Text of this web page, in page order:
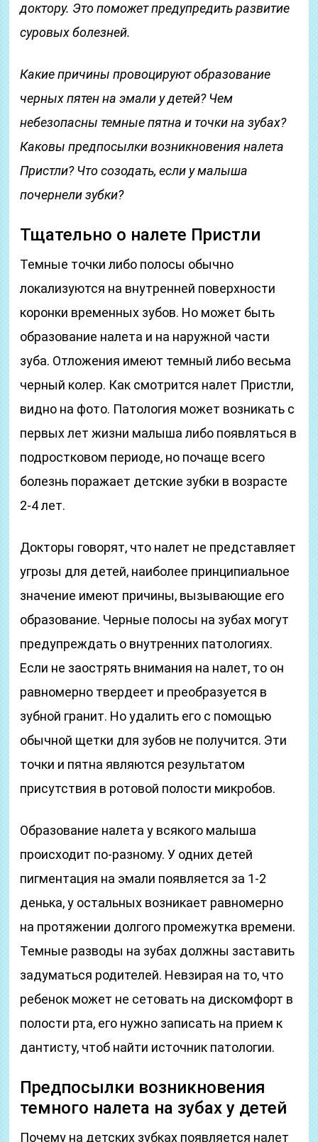
доктору. Это поможет предупредить развитие
суровых болезней.
Какие причины провоцируют образование
черных пятен на эмали у детей? Чем
небезопасны темные пятна и точки на зубах?
Каковы предпосылки возникновения налета
Пристли? Что созодать, если у малыша
почернели зубки?
Тщательно о налете Пристли
Темные точки либо полосы обычно
локализуются на внутренней поверхности
коронки временных зубов. Но может быть
образование налета и на наружной части
зуба. Отложения имеют темный либо весьма
черный колер. Как смотрится налет Пристли,
видно на фото. Патология может возникать с
первых лет жизни малыша либо появляться в
подростковом периоде, но почаще всего
болезнь поражает детские зубки в возрасте
2-4 лет.
Докторы говорят, что налет не представляет
угрозы для детей, наиболее принципиальное
значение имеют причины, вызывающие его
образование. Черные полосы на зубах могут
предупреждать о внутренних патологиях.
Если не заострять внимания на налет, то он
равномерно твердеет и преобразуется в
зубной гранит. Но удалить его с помощью
обычной щетки для зубов не получится. Эти
точки и пятна являются результатом
присутствия в ротовой полости микробов.
Образование налета у всякого малыша
происходит по-разному. У одних детей
пигментация на эмали появляется за 1-2
денька, у остальных возникает равномерно
на протяжении долгого промежутка времени.
Темные разводы на зубах должны заставить
задуматься родителей. Невзирая на то, что
ребенок может не сетовать на дискомфорт в
полости рта, его нужно записать на прием к
дантисту, чтоб найти источник патологии.
Предпосылки возникновения
темного налета на зубах у детей
Почему на детских зубках появляется налет